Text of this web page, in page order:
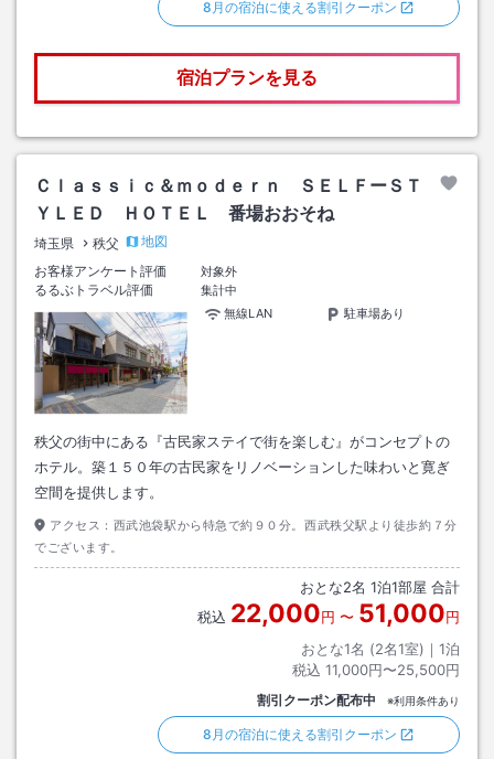
8月の宿泊に使える割引クーポン
宿泊プランを見る
Ｃｌａｓｓｉｃ＆ｍｏｄｅｒｎ ＳＥＬＦーＳＴ
ＹＬＥＤ ＨＯＴＥＬ 番場おおそね
埼玉県 秩父
地図
お客様アンケート評価
対象外
るるぶトラベル評価
集計中
無線LAN
駐車場あり
秩父の街中にある『古民家ステイで街を楽しむ』がコンセプトの
ホテル。築１５０年の古民家をリノベーションした味わいと寛ぎ
空間を提供します。
アクセス： 西武池袋駅から特急で約９０分。西武秩父駅より徒歩約７分
でございます。
おとな2名 1泊1部屋 合計
税込 22,000円 〜 51,000円
おとな1名 (2名1室)｜ 1泊
税込 11,000円〜25,500円
割引クーポン配布中 ※利用条件あり
8月の宿泊に使える割引クーポン